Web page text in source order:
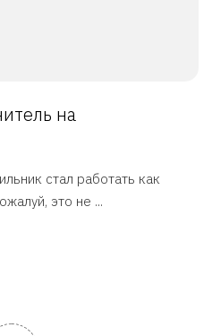
на
стал работать как
это не ...